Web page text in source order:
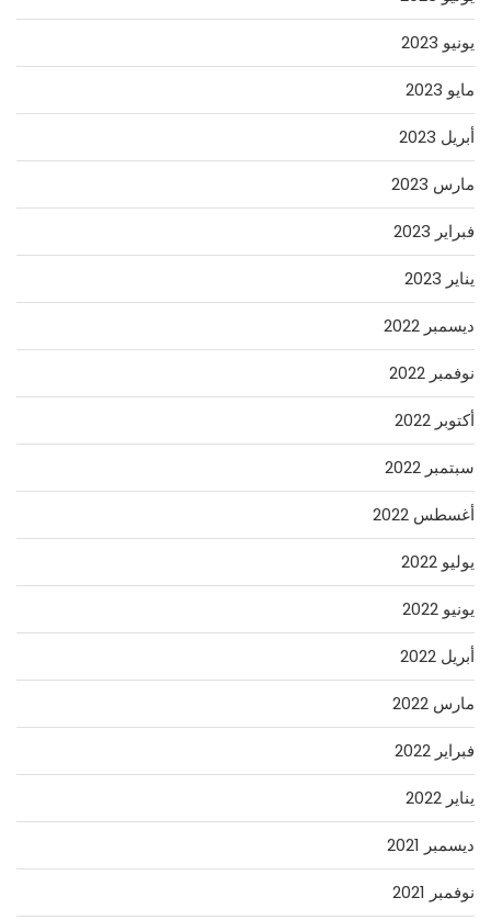
يونيو 2023
مايو 2023
أبريل 2023
مارس 2023
فبراير 2023
يناير 2023
ديسمبر 2022
نوفمبر 2022
أكتوبر 2022
سبتمبر 2022
أغسطس 2022
يوليو 2022
يونيو 2022
أبريل 2022
مارس 2022
فبراير 2022
يناير 2022
ديسمبر 2021
نوفمبر 2021